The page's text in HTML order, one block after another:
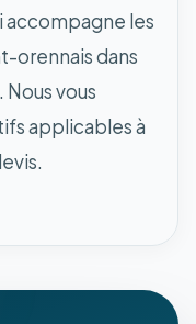
accompagne les
orennais dans
vous
applicables à